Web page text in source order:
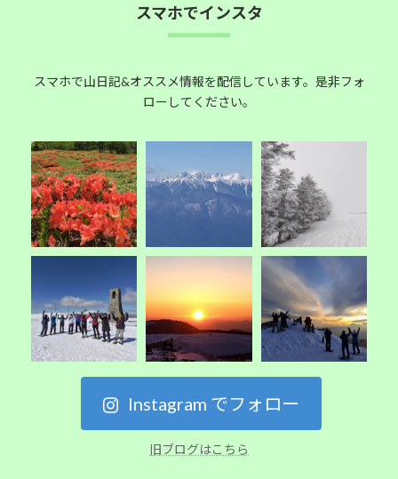
スマホでインスタ
スマホで山日記&オススメ情報を配信しています。是非フォ
ローしてください。
Instagram でフォロー
旧ブログはこちら